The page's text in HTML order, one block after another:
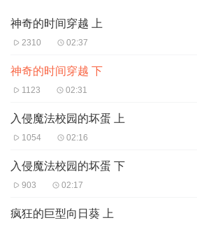
神奇的时间穿越 上
2310 02:37
神奇的时间穿越 下
1123 02:31
入侵魔法校园的坏蛋 上
1054 02:16
入侵魔法校园的坏蛋 下
903 02:17
疯狂的巨型向日葵 上